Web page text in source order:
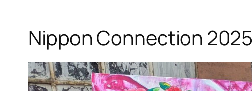
Nippon Connection 2025